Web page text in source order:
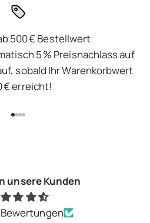
500 € Bestellwert
5 % Preisnachlass auf
sobald Ihr Warenkorbwert
€ erreicht!
unsere Kunden